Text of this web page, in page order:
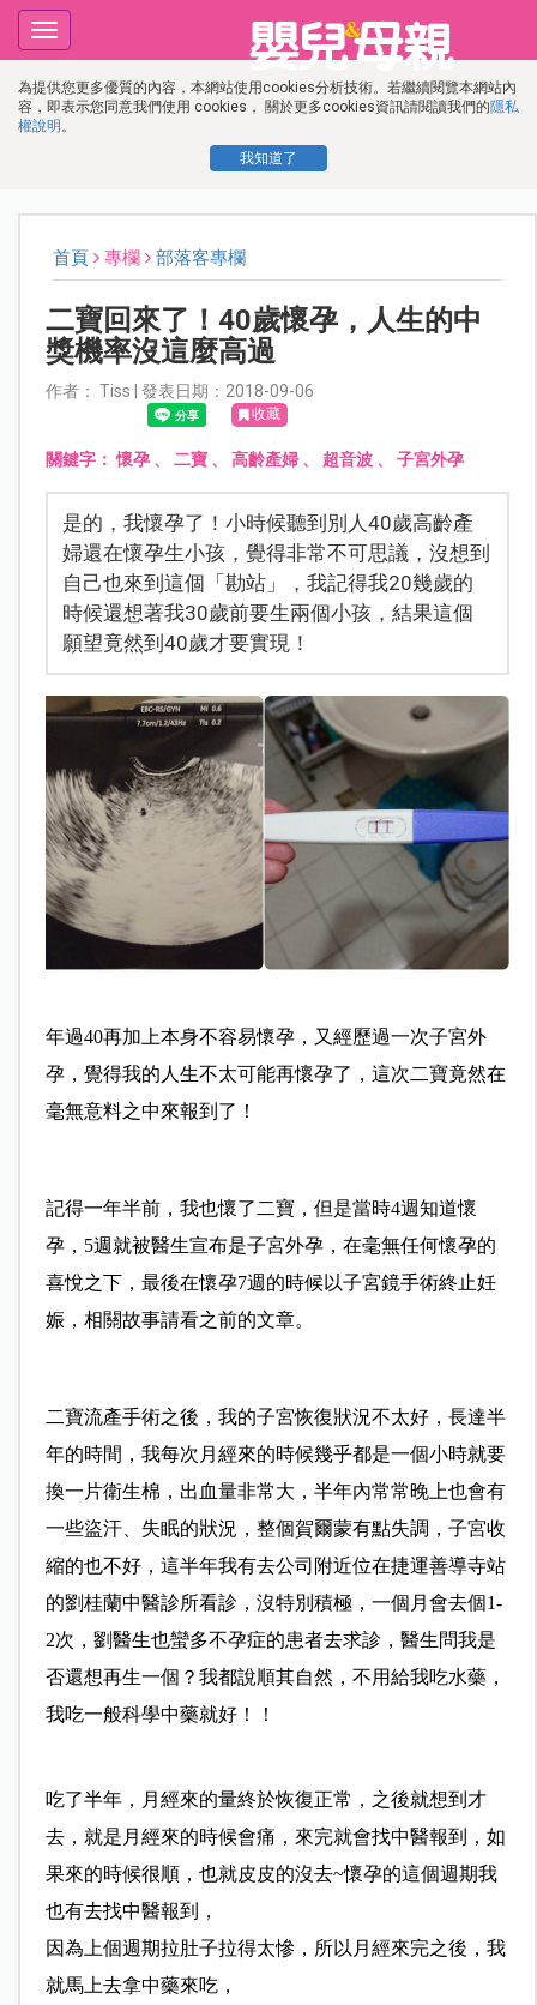
為提供您更多優質的內容，本網站使用cookies分析技術。若繼續閱覽本網站內
容，即表示您同意我們使用 cookies， 關於更多cookies資訊請閱讀我們的隱私
權說明 。
我知道了
Toggle
navigation
首頁 專欄 部落客專欄
二寶回來了！40歲懷孕，人生的中
獎機率沒這麼高過
作者： Tiss | 發表日期：2018-09-06
收藏
關鍵字：懷孕、 二寶、 高齡產婦、 超音波、 子宮外孕
是的，我懷孕了！小時候聽到別人40歲高齡產
婦還在懷孕生小孩，覺得非常不可思議，沒想到
自己也來到這個「勘站」，我記得我20幾歲的
時候還想著我30歲前要生兩個小孩，結果這個
願望竟然到40歲才要實現！
年過40再加上本身不容易懷孕，又經歷過一次子宮外
孕，覺得我的人生不太可能再懷孕了，這次二寶竟然在
毫無意料之中來報到了！
記得一年半前，我也懷了二寶，但是當時4週知道懷
孕，5週就被醫生宣布是子宮外孕，在毫無任何懷孕的
喜悅之下，最後在懷孕7週的時候以子宮鏡手術終止妊
娠，相關故事請看之前的文章。
二寶流產手術之後，我的子宮恢復狀況不太好， 長達半
年的時間，我每次月經來的時候幾乎都是一個小時就要
換一片衛生棉，出血量非常大，半年內常常晚上也會有
一些盜汗、失眠的狀況，整個賀爾蒙有點失調，子宮收
縮的也不好，這半年我有去公司附近位在捷運善導寺站
的劉桂蘭中醫診所看診，沒特別積極，一個月會去個1-
2次，劉醫生也蠻多不孕症的患者去求診，醫生問我是
否還想再生一個？我都說順其自然，不用給我吃水藥，
我吃一般科學中藥就好！！
吃了半年，月經來的量終於恢復正常，之後就想到才
去，就是月經來的時候會痛，來完就會找中醫報到，如
果來的時候很順，也就皮皮的沒去~懷孕的這個週期我
也有去找中醫報到，
因為上個週期拉肚子拉得太慘，所以月經來完之後，我
就馬上去拿中藥來吃，